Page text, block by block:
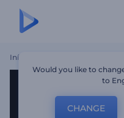
Início
Would you like to
to
CHANGE